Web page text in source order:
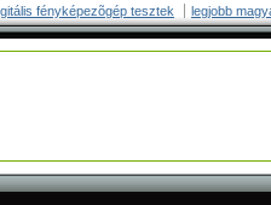
fényképezõgép tesztek legjobb